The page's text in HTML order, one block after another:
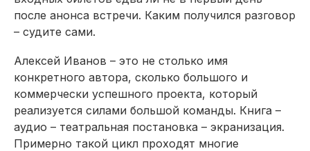
после анонса встречи. Каким получился разговор
– судите сами.
Алексей Иванов – это не столько имя
конкретного автора, сколько большого и
коммерчески успешного проекта, который
реализуется силами большой команды. Книга –
аудио – театральная постановка – экранизация.
Примерно такой цикл проходят многие